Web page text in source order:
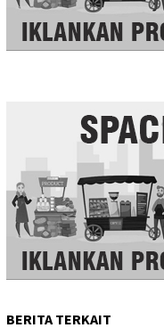
BERITA TERKAIT